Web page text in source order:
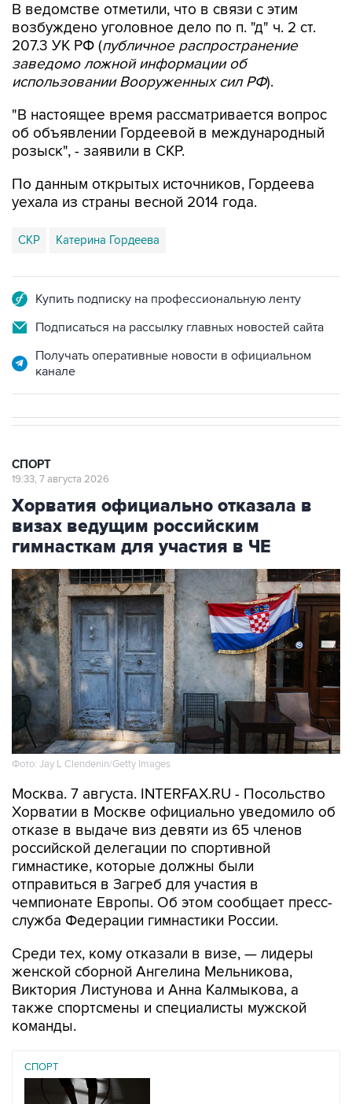
В ведомстве отметили, что в связи с этим
возбуждено уголовное дело по п. "д" ч. 2 ст.
207.3 УК РФ (публичное распространение
заведомо ложной информации об
использовании Вооруженных сил РФ).
"В настоящее время рассматривается вопрос
об объявлении Гордеевой в международный
розыск", - заявили в СКР.
По данным открытых источников, Гордеева
уехала из страны весной 2014 года.
СКР Катерина Гордеева
Купить подписку на профессиональную ленту
Подписаться на рассылку главных новостей сайта
Получать оперативные новости в официальном
канале
СПОРТ
19:33, 7 августа 2026
Хорватия официально отказала в
визах ведущим российским
гимнасткам для участия в ЧЕ
Фото: Jay L Clendenin/Getty Images
Москва. 7 августа. INTERFAX.RU - Посольство
Хорватии в Москве официально уведомило об
отказе в выдаче виз девяти из 65 членов
российской делегации по спортивной
гимнастике, которые должны были
отправиться в Загреб для участия в
чемпионате Европы. Об этом сообщает пресс-
служба Федерации гимнастики России.
Среди тех, кому отказали в визе, — лидеры
женской сборной Ангелина Мельникова,
Виктория Листунова и Анна Калмыкова, а
также спортсмены и специалисты мужской
команды.
СПОРТ